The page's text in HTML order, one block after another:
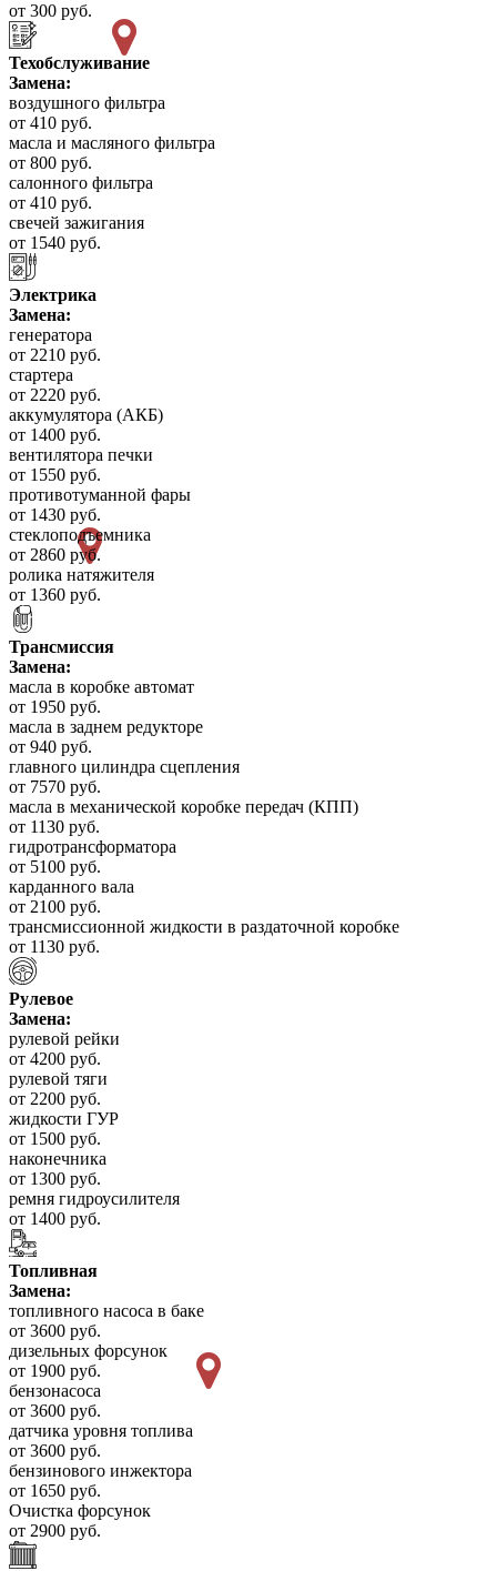
от 300 руб.
Техобслуживание
Замена:
воздушного фильтра
от 410 руб.
масла и масляного фильтра
от 800 руб.
салонного фильтра
от 410 руб.
свечей зажигания
от 1540 руб.
Электрика
Замена:
генератора
от 2210 руб.
стартера
от 2220 руб.
аккумулятора (АКБ)
от 1400 руб.
вентилятора печки
от 1550 руб.
противотуманной фары
от 1430 руб.
стеклоподъемника
от 2860 руб.
ролика натяжителя
от 1360 руб.
Трансмиссия
Замена:
масла в коробке автомат
от 1950 руб.
масла в заднем редукторе
от 940 руб.
главного цилиндра сцепления
от 7570 руб.
масла в механической коробке передач (КПП)
от 1130 руб.
гидротрансформатора
от 5100 руб.
карданного вала
от 2100 руб.
трансмиссионной жидкости в раздаточной коробке
от 1130 руб.
Рулевое
Замена:
рулевой рейки
от 4200 руб.
рулевой тяги
от 2200 руб.
жидкости ГУР
от 1500 руб.
наконечника
от 1300 руб.
ремня гидроусилителя
от 1400 руб.
Топливная
Замена:
топливного насоса в баке
от 3600 руб.
дизельных форсунок
от 1900 руб.
бензонасоса
от 3600 руб.
датчика уровня топлива
от 3600 руб.
бензинового инжектора
от 1650 руб.
Очистка форсунок
от 2900 руб.